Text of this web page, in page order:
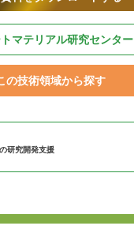
マテリアル研究センター
の技術領域から探す
研究開発支援